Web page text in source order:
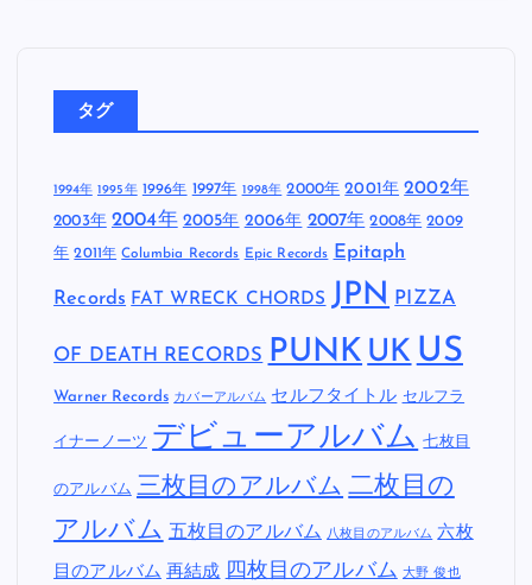
タグ
1994年 1995年 1996年 1997年 1998年 2000年 2001年 2002年
2003年 2004年 2005年 2006年 2007年 2008年 2009
年 2011年 Columbia Records Epic Records Epitaph
Records FAT WRECK CHORDS JPN PIZZA
OF DEATH RECORDS PUNK UK US
Warner Records カバーアルバム セルフタイトル セルフラ
イナーノーツ デビューアルバム 七枚目
のアルバム 三枚目のアルバム 二枚目の
アルバム 五枚目のアルバム 八枚目のアルバム 六枚
目のアルバム 再結成 四枚目のアルバム 大野 俊也